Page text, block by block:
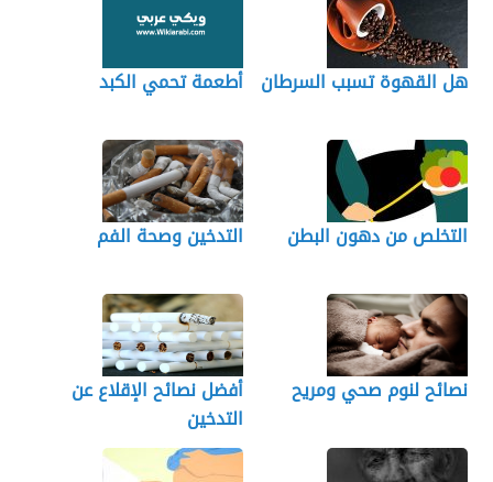
هل القهوة تسبب السرطان أطعمة تحمي الكبد
التخلص من دهون البطن التدخين وصحة الفم
نصائح لنوم صحي ومريح
أفضل نصائح الإقلاع عن
التدخين